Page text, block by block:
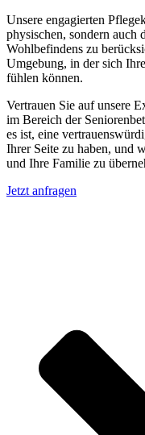
Unsere engagierten
physischen, sondern auch
Wohlbefindens zu
Umgebung, in der sich
fühlen können.
Vertrauen Sie auf unsere
im Bereich der
es ist, eine
Ihrer Seite zu haben, und
und Ihre Familie zu
Jetzt anfragen